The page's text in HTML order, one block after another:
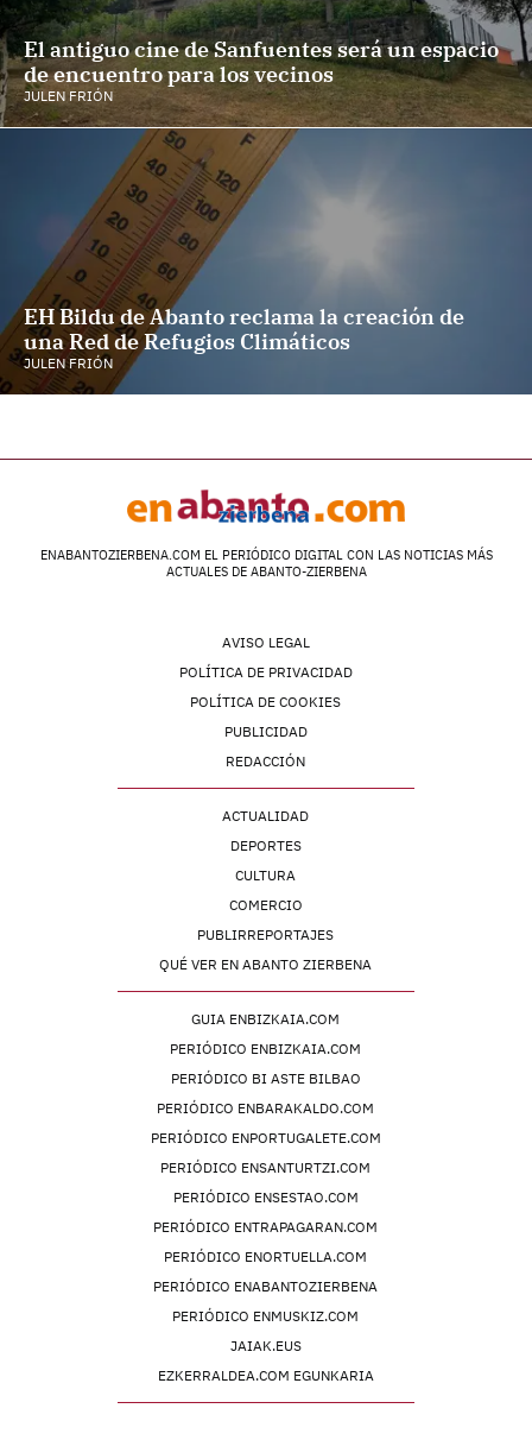
El antiguo cine de Sanfuentes será un espacio
de encuentro para los vecinos
JULEN FRIÓN
EH Bildu de Abanto reclama la creación de
una Red de Refugios Climáticos
JULEN FRIÓN
ENABANTOZIERBENA.COM EL PERIÓDICO DIGITAL CON LAS NOTICIAS MÁS
ACTUALES DE ABANTO-ZIERBENA
AVISO LEGAL
POLÍTICA DE PRIVACIDAD
POLÍTICA DE COOKIES
PUBLICIDAD
REDACCIÓN
ACTUALIDAD
DEPORTES
CULTURA
COMERCIO
PUBLIRREPORTAJES
QUÉ VER EN ABANTO ZIERBENA
GUIA ENBIZKAIA.COM
PERIÓDICO ENBIZKAIA.COM
PERIÓDICO BI ASTE BILBAO
PERIÓDICO ENBARAKALDO.COM
PERIÓDICO ENPORTUGALETE.COM
PERIÓDICO ENSANTURTZI.COM
PERIÓDICO ENSESTAO.COM
PERIÓDICO ENTRAPAGARAN.COM
PERIÓDICO ENORTUELLA.COM
PERIÓDICO ENABANTOZIERBENA
PERIÓDICO ENMUSKIZ.COM
JAIAK.EUS
EZKERRALDEA.COM EGUNKARIA